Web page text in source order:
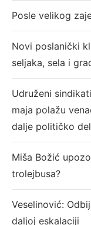
Posle velikog
Novi poslanički
seljaka, sela i
Udruženi
maja polažu
dalje političko
Miša Božić
trolejbusa?
Veselinović:
daljoj eskalaciji